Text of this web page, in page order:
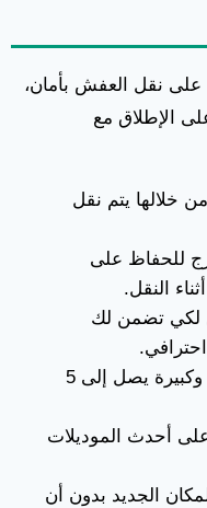
على نقل العفش بأمان،
الإطلاق مع
خلالها يتم نقل
للحفاظ على
النقل.
لكي تضمن لك
بينما نقوم بتوفير لك شاحنات طويلة وكبيرة يصل إلى 5
على أحدث الموديلات
الجديد بدون أن